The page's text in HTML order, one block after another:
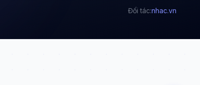
Đối tác:nhac.vn
Tôi là trợ lý AI của TuDienWiki. Hãy hỏi tôi bất kỳ
điều gì về các bài viết trên Wiki!